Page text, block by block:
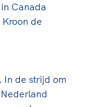
tijdens
of naar
juichen
trots te
je dochter,
de
functies
coaches,
en
Canada
Kroon de
In de strijd om